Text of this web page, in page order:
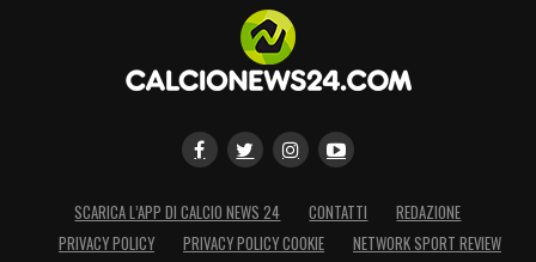
SCARICA L’APP DI CALCIO NEWS 24 CONTATTI
REDAZIONE
PRIVACY POLICY
PRIVACY POLICY COOKIE NETWORK SPORT REVIEW